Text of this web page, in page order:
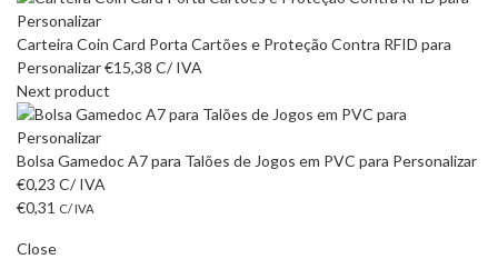
Carteira Coin Card Porta Cartões e Proteção Contra RFID para
Personalizar€15,38 C/ IVA
Next product
Bolsa Gamedoc A7 para Talões de Jogos em PVC para Personalizar
€0,23 C/ IVA
€0,31 C/ IVA
Close